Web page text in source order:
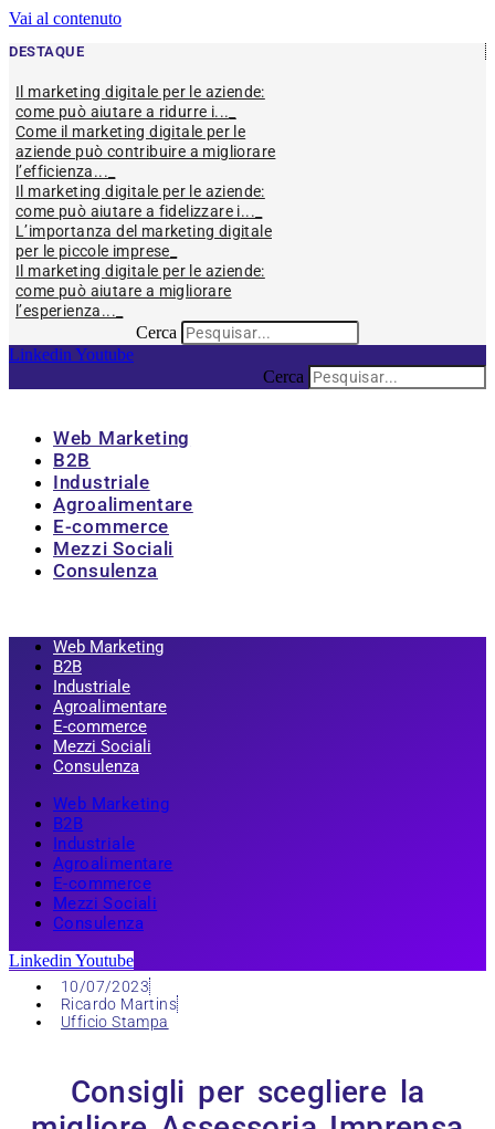
Vai al contenuto
DESTAQUE
Il marketing digitale per le aziende:
come può aiutare a ridurre i...
Come il marketing digitale per le
aziende può contribuire a migliorare
l’efficienza...
Il marketing digitale per le aziende:
come può aiutare a fidelizzare i...
L’importanza del marketing digitale
per le piccole imprese
Il marketing digitale per le aziende:
come può aiutare a migliorare
l’esperienza...
Cerca
Linkedin Youtube
Cerca
Web Marketing
B2B
Industriale
Agroalimentare
E-commerce
Mezzi Sociali
Consulenza
Web Marketing
B2B
Industriale
Agroalimentare
E-commerce
Mezzi Sociali
Consulenza
Web Marketing
B2B
Industriale
Agroalimentare
E-commerce
Mezzi Sociali
Consulenza
Linkedin Youtube
10/07/2023
Ricardo Martins
Ufficio Stampa
Consigli per scegliere la